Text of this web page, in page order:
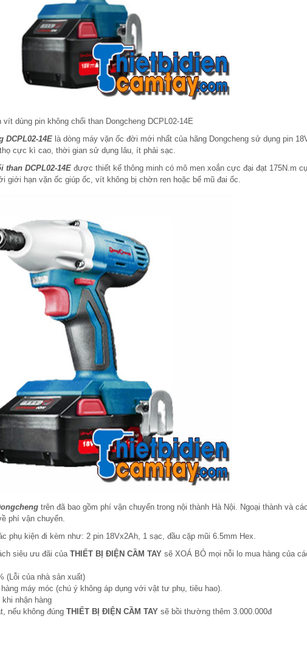
vít dùng pin không chổi than Dongcheng DCPL02-14E
DCPL02-14E là dòng máy vặn ốc đời mới nhất của hãng Dongcheng sử dụng pin
cực kì cao, thời gian sử dụng lâu, ít phải sạc.
DCPL02-14E được thiết kế thông minh có mô men xoắn cực đại đạt 175N.m
giới hạn vặn ốc giúp ốc, vít không bị chờn ren hoặc bể mũ đai ốc.
trên đã bao gồm phí vận chuyển trong nội thành Hà Nội. Ngoại thành và
phí vận chuyển.
phụ kiện đi kèm như: 2 pin 18Vx2Ah, 1 sạc, đầu cặp mũi 6.5mm Hex.
siêu ưu đãi của THIẾT BỊ ĐIỆN CẦM TAY sẽ XOÁ BỎ mọi nỗi lo mua hàng của
(Lỗi của nhà sản xuất)
máy móc (chú ý không áp dụng với vật tư phụ, tiêu hao).
khi nhận hàng
nếu không đúng THIẾT BỊ ĐIỆN CẦM TAY sẽ bồi thường thêm 3.000.000đ